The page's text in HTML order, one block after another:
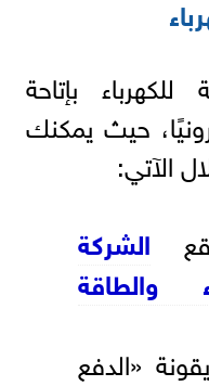
بإتاحة
حيث يمكنك
الآتي:
الشركة
والطاقة
«الدفع